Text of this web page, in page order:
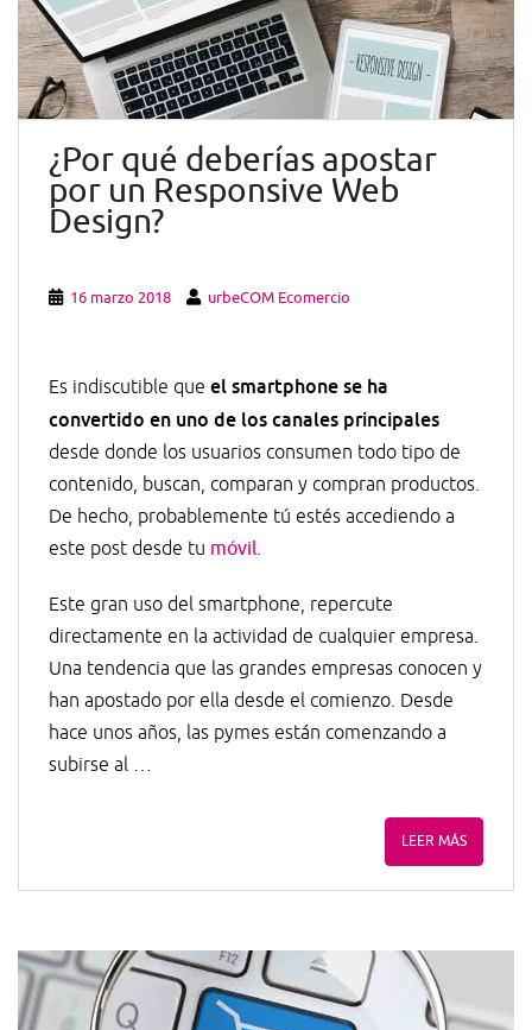
¿Por qué deberías apostar
por un Responsive Web
Design?
16 marzo 2018 urbeCOM Ecomercio
Es indiscutible que el smartphone se ha
convertido en uno de los canales principales
desde donde los usuarios consumen todo tipo de
contenido, buscan, comparan y compran productos.
De hecho, probablemente tú estés accediendo a
este post desde tu móvil.
Este gran uso del smartphone, repercute
directamente en la actividad de cualquier empresa.
Una tendencia que las grandes empresas conocen y
han apostado por ella desde el comienzo. Desde
hace unos años, las pymes están comenzando a
subirse al …
LEER MÁS